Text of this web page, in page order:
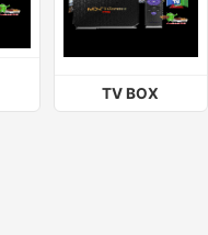
TV BOX